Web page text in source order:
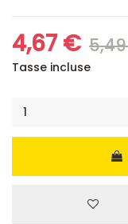
4,67 €
Tasse incluse